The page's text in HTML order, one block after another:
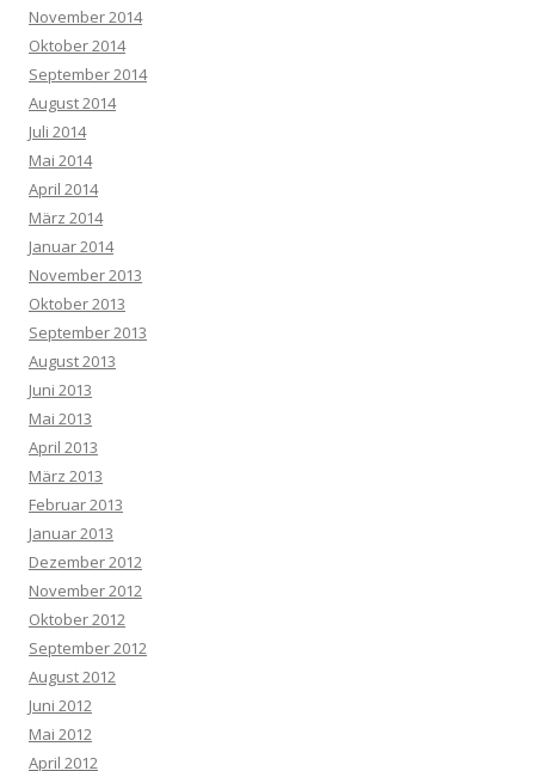
November 2014
Oktober 2014
September 2014
August 2014
Juli 2014
Mai 2014
April 2014
März 2014
Januar 2014
November 2013
Oktober 2013
September 2013
August 2013
Juni 2013
Mai 2013
April 2013
März 2013
Februar 2013
Januar 2013
Dezember 2012
November 2012
Oktober 2012
September 2012
August 2012
Juni 2012
Mai 2012
April 2012